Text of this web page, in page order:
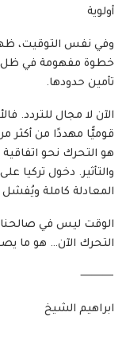
أولوية
وفي نفس التوقيت،
خطوة مفهومة في ظل
تأمين حدودها.
الآن لا مجال للتردد.
قوميًّا مهددًا من أكثر
هو التحرك نحو
والتأثير. دخول تركيا
المعادلة كاملة
الوقت ليس في
التحرك الآن… هو ما
⸻
ابراهيم الشيخ